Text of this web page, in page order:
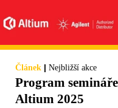
Článek | Nejbližší akce
Program
Altium 2025